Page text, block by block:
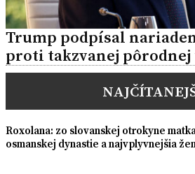
Trump podpísal
proti takzvanej
Roxolana: zo slovanskej otrokyne
osmanskej dynastie a najvplyvnejšia